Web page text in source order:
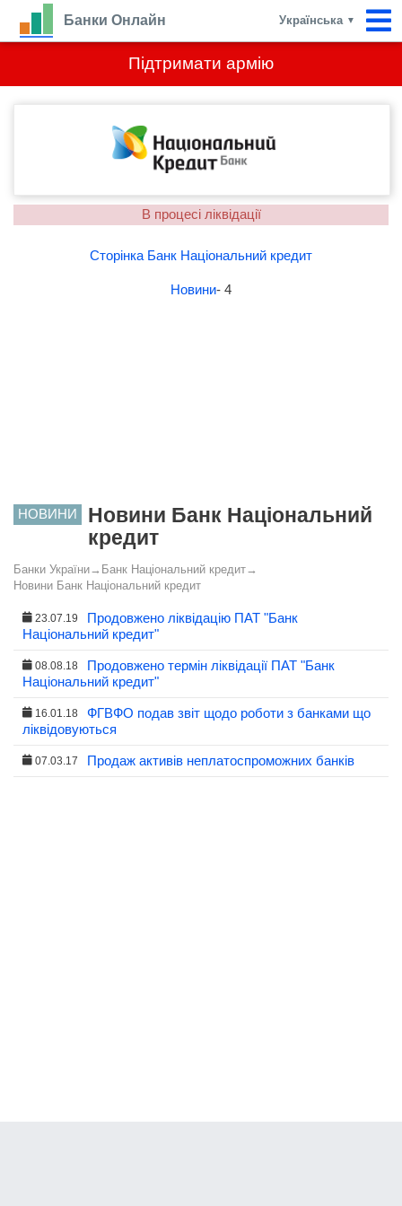
Підтримати армію
Банки Онлайн Українська ▼
В процесі ліквідації
Сторінка Банк Національний кредит
Новини- 4
НОВИНИ
Новини Банк Національний
кредит
Банки України→ Банк Національний кредит→
Новини Банк Національний кредит
23.07.19
Продовжено ліквідацію ПАТ "Банк
Національний кредит"
08.08.18
Продовжено термін ліквідації ПАТ "Банк
Національний кредит"
16.01.18
ФГВФО подав звіт щодо роботи з банками що
ліквідовуються
07.03.17 Продаж активів неплатоспроможних банків